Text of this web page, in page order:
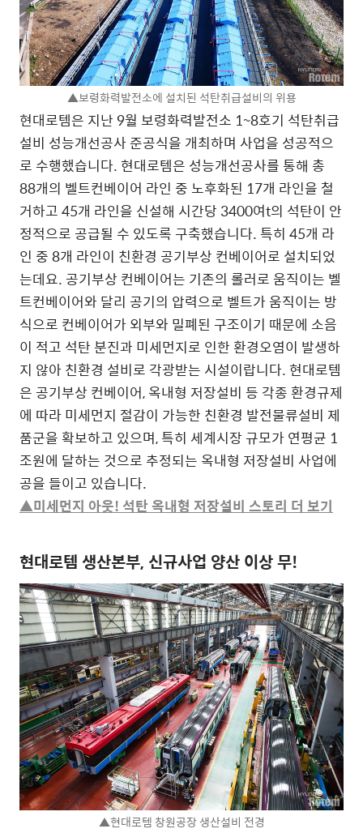
▲보령화력발전소에 설치된 석탄취급설비의 위용
현대로템은 지난 9월 보령화력발전소 1~8호기 석탄취급
설비 성능개선공사 준공식을 개최하며 사업을 성공적으
로 수행했습니다. 현대로템은 성능개선공사를 통해 총
88개의 벨트컨베이어 라인 중 노후화된 17개 라인을 철
거하고 45개 라인을 신설해 시간당 3400여t의 석탄이 안
정적으로 공급될 수 있도록 구축했습니다. 특히 45개 라
인 중 8개 라인이 친환경 공기부상 컨베이어로 설치되었
는데요. 공기부상 컨베이어는 기존의 롤러로 움직이는 벨
트컨베이어와 달리 공기의 압력으로 벨트가 움직이는 방
식으로 컨베이어가 외부와 밀폐된 구조이기 때문에 소음
이 적고 석탄 분진과 미세먼지로 인한 환경오염이 발생하
지 않아 친환경 설비로 각광받는 시설이랍니다. 현대로템
은 공기부상 컨베이어, 옥내형 저장설비 등 각종 환경규제
에 따라 미세먼지 절감이 가능한 친환경 발전물류설비 제
품군을 확보하고 있으며, 특히 세계시장 규모가 연평균 1
조원에 달하는 것으로 추정되는 옥내형 저장설비 사업에
공을 들이고 있습니다.
▲미세먼지 아웃! 석탄 옥내형 저장설비 스토리 더 보기
현대로템 생산본부, 신규사업 양산 이상 무!
▲현대로템 창원공장 생산설비 전경